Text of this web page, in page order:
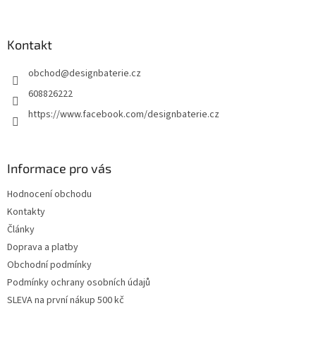
Kontakt
obchod@designbaterie.cz
608826222
https://www.facebook.com/designbaterie.cz
Informace pro vás
Hodnocení obchodu
Kontakty
Články
Doprava a platby
Obchodní podmínky
Podmínky ochrany osobních údajů
SLEVA na první nákup 500 kč